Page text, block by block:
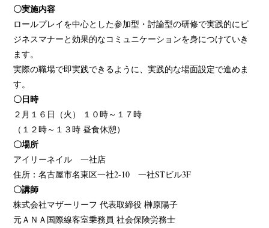
〇実施内容
ロールプレイを中心とした参加型・討論型の研修で実践的にビ
ジネスマナーと効果的なコミュニケーションを身につけていき
ます。
実際の職場で即実践できるように、実践的な場面設定で進めま
す。
〇日時
２月１６日（火） １０時～１７時
（１２時～１３時 昼食休憩）
〇場所
アイリーネイル 一社店
住所：名古屋市名東区一社2-10 一社STビル3F
〇講師
株式会社マザーリーフ 代表取締役 榊原陽子
元ＡＮＡ国際線客室乗務員 社会保険労務士